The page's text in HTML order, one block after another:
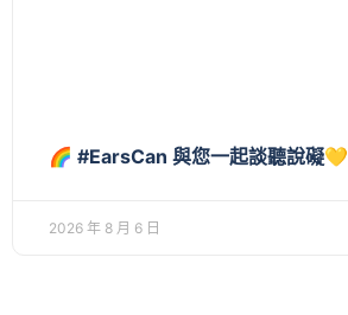
🌈 #EarsCan 與您一起談聽說礙💛
2026 年 8 月 6 日